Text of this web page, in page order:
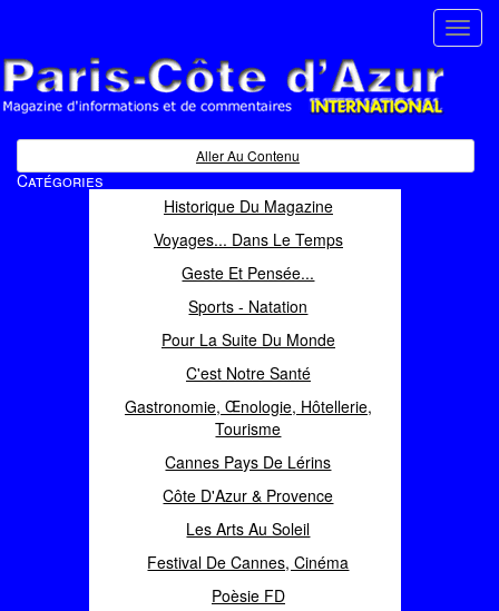
Magazine d'informations et de commentaires
Aller Au Contenu
Catégories
Historique Du Magazine
Voyages... Dans Le Temps
Geste Et Pensée...
Sports - Natation
Pour La Suite Du Monde
C'est Notre Santé
Gastronomie, Œnologie, Hôtellerie,
Tourisme
Cannes Pays De Lérins
Côte D'Azur & Provence
Les Arts Au Soleil
Festival De Cannes, Cinéma
Poèsie FD